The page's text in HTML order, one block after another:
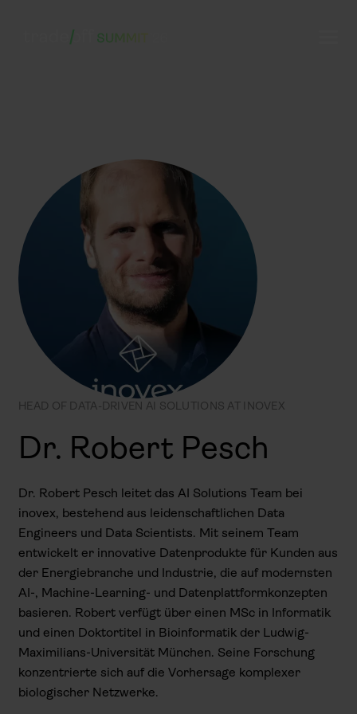
HEAD OF DATA-DRIVEN AI SOLUTIONS AT INOVEX
Dr. Robert Pesch
Dr. Robert Pesch leitet das AI Solutions Team bei
inovex, bestehend aus leidenschaftlichen Data
Engineers und Data Scientists. Mit seinem Team
entwickelt er innovative Datenprodukte für Kunden aus
der Energiebranche und Industrie, die auf modernsten
AI-, Machine-Learning- und Datenplattformkonzepten
basieren. Robert verfügt über einen MSc in Informatik
und einen Doktortitel in Bioinformatik der Ludwig-
Maximilians-Universität München. Seine Forschung
konzentrierte sich auf die Vorhersage komplexer
biologischer Netzwerke.